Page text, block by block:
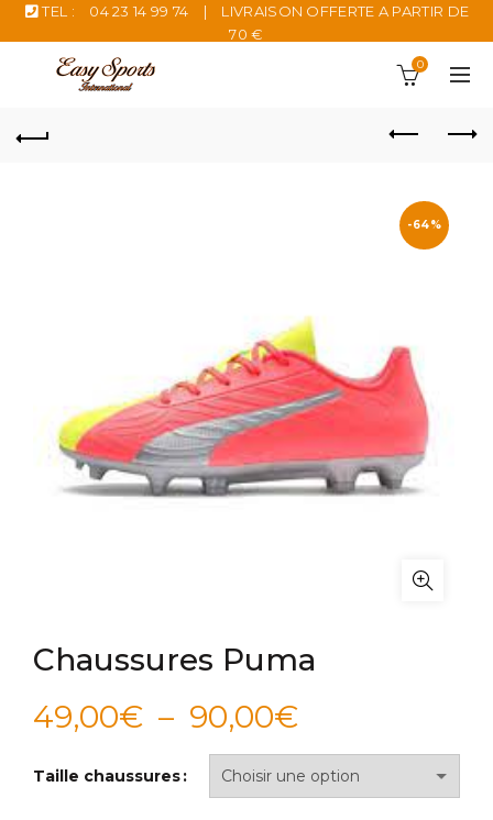
TEL : 04 23 14 99 74 |
LIVRAISON OFFERTE A PARTIR DE
70 €
0
-64%
Chaussures Puma
49,00€ – 90,00€Plage
de
Taille chaussures